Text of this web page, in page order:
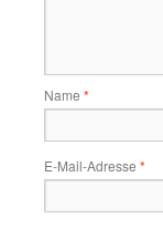
Name *
E-Mail-Adresse *